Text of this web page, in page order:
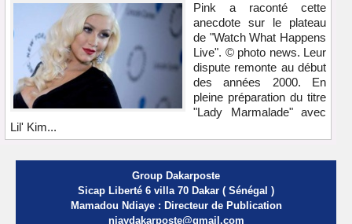
Pink a raconté cette
anecdote sur le plateau
de "Watch What Happens
Live". © photo news. Leur
dispute remonte au début
des années 2000. En
pleine préparation du titre
"Lady Marmalade" avec
Lil' Kim...
Group Dakarposte
Sicap Liberté 6 villa 70 Dakar ( Sénégal )
Mamadou Ndiaye : Directeur de Publication
njaydakarposte@gmail.com